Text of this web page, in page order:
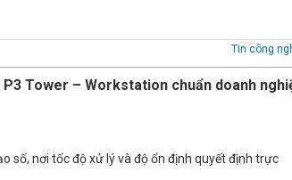
Tin công
Tower – Workstation chuẩn doanh
số, nơi tốc độ xử lý và độ ổn định quyết định trực